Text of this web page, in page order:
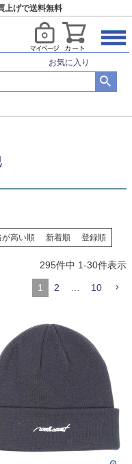
上げで送料無料
お気に入り
リー その他
が高い順 新着順 登録順
295件中 1-30件表示
1 2 10